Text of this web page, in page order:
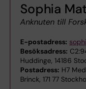
Sophia
Anknuten till
E-postadress:
Besöksadress:
Huddinge, 14186
Postadress: H7
Brinck, 171 77